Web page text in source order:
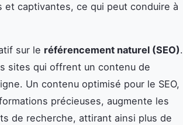
captivantes, ce qui peut conduire à
sur le référencement naturel (SEO).
sites qui offrent un contenu de
Un contenu optimisé pour le SEO,
précieuses, augmente les
de recherche, attirant ainsi plus de